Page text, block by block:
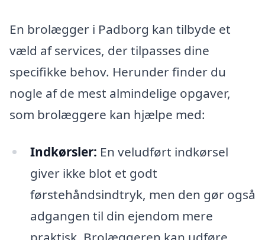
En brolægger i Padborg kan tilbyde et
væld af services, der tilpasses dine
specifikke behov. Herunder finder du
nogle af de mest almindelige opgaver,
som brolæggere kan hjælpe med:
Indkørsler: En veludført indkørsel
giver ikke blot et godt
førstehåndsindtryk, men den gør også
adgangen til din ejendom mere